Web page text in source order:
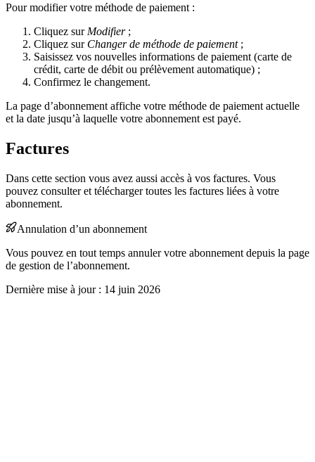
Pour modifier votre méthode de paiement :
Cliquez sur Modifier;
Cliquez sur Changer de méthode de paiement;
Saisissez vos nouvelles informations de paiement (carte de
crédit, carte de débit ou prélèvement automatique) ;
Confirmez le changement.
La page d’abonnement affiche votre méthode de paiement actuelle
et la date jusqu’à laquelle votre abonnement est payé.
Factures
Dans cette section vous avez aussi accès à vos factures. Vous
pouvez consulter et télécharger toutes les factures liées à votre
abonnement.
Annulation d’un abonnement
Vous pouvez en tout temps annuler votre abonnement depuis la page
de gestion de l’abonnement.
Dernière mise à jour : 14 juin 2026